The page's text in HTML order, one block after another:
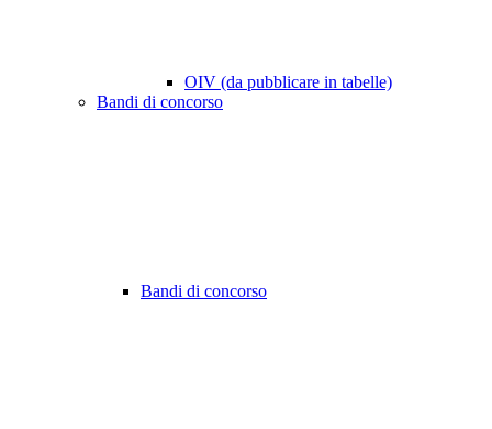
OIV (da pubblicare in tabelle)
Bandi di concorso
Bandi di concorso